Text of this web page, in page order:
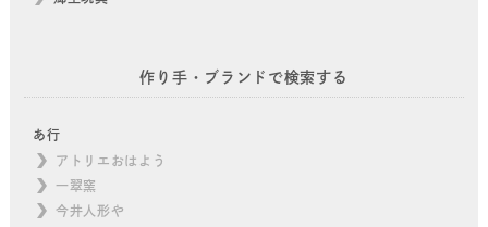
作り手・ブランドで検索する
あ行
アトリエおはよう
一翠窯
今井人形や